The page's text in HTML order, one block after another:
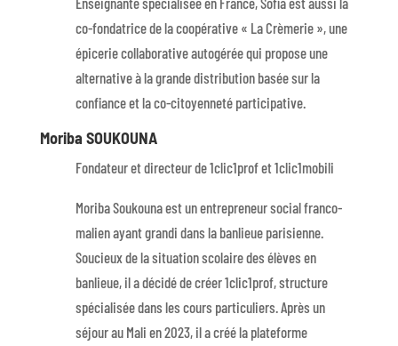
co-fondatrice de la coopérative « La Crèmerie », une
épicerie collaborative autogérée qui propose une
alternative à la grande distribution basée sur la
confiance et la co-citoyenneté participative.
Moriba SOUKOUNA
Fondateur et directeur de 1clic1prof et 1clic1mobili
Moriba Soukouna est un entrepreneur social franco-
malien ayant grandi dans la banlieue parisienne.
Soucieux de la situation scolaire des élèves en
banlieue, il a décidé de créer 1clic1prof, structure
spécialisée dans les cours particuliers. Après un
séjour au Mali en 2023, il a créé la plateforme